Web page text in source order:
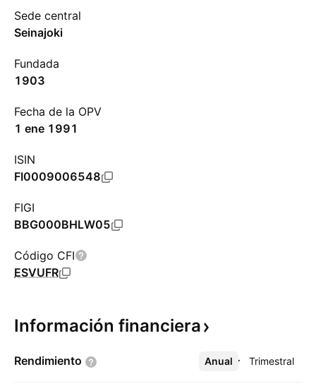
Sede central
Seinajoki
Fundada
1903
Fecha de la OPV
1 ene 1991
ISIN
FI0009006548
FIGI
BBG000BHLW05
Código CFI
ESVUFR
Información financiera
Rendimiento Anual Trimestral
Más